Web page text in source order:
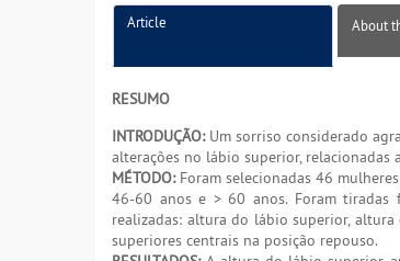
Article About
RESUMO
INTRODUÇÃO:Um sorriso considerado
alterações no lábio superior,
MÉTODO:Foram selecionadas 46
46-60 anos e > 60 anos. Foram tiradas
realizadas: altura do lábio superior,
superiores centrais na posição repouso.